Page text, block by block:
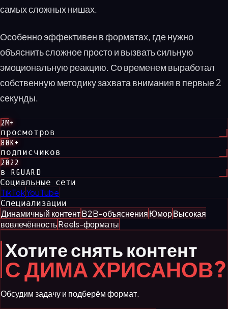
самых сложных нишах.
Особенно эффективен в форматах, где нужно
объяснить сложное просто и вызвать сильную
эмоциональную реакцию. Со временем выработал
собственную методику захвата внимания в первые 2
секунды.
2M+
просмотров
80K+
подписчиков
2022
в RGUARD
Социальные сети
TikTokYouTube
Специализации
Динамичный контентB2B-объясненияЮморВысокая
вовлечённостьReels-форматы
Хотите снять контент
С ДИМА ХРИСАНОВ?
Обсудим задачу и подберём формат.